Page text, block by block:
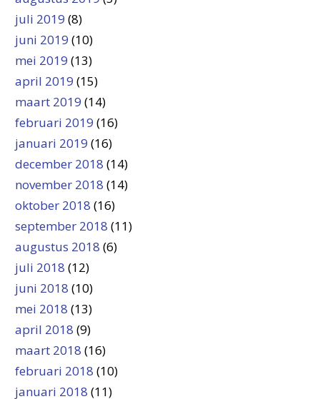
juli 2019 (8)
juni 2019 (10)
mei 2019 (13)
april 2019 (15)
maart 2019 (14)
februari 2019 (16)
januari 2019 (16)
december 2018 (14)
november 2018 (14)
oktober 2018 (16)
september 2018 (11)
augustus 2018 (6)
juli 2018 (12)
juni 2018 (10)
mei 2018 (13)
april 2018 (9)
maart 2018 (16)
februari 2018 (10)
januari 2018 (11)